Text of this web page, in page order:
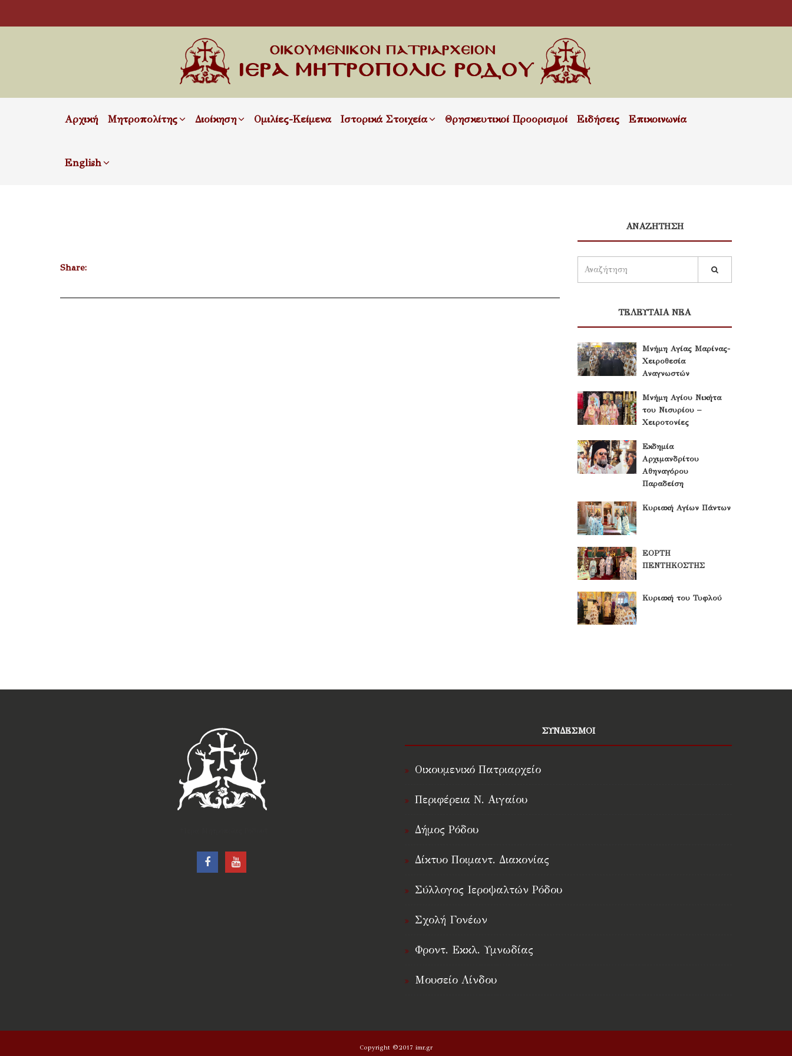
Αρχική Μητροπολίτης Διοίκηση Ομιλίες-Κείμενα Ιστορικά Στοιχεία Θρησκευτικοί Προορισμοί Ειδήσεις Επικοινωνία
English
Share:
ΑΝΑΖΗΤΗΣΗ
ΤΕΛΕΥΤΑΙΑ ΝΕΑ
Μνήμη Αγίας Μαρίνας-
Χειροθεσία
Αναγνωστών
Μνήμη Αγίου Νικήτα
του Νισυρίου –
Χειροτονίες
Εκδημία
Αρχιμανδρίτου
Αθηναγόρου
Παραδείση
Κυριακή Αγίων Πάντων
ΕΟΡΤΗ
ΠΕΝΤΗΚΟΣΤΗΣ
Κυριακή του Τυφλού
ΣΥΝΔΕΣΜΟΙ
Οικουμενικό Πατριαρχείο
Περιφέρεια Ν. Αιγαίου
Δήμος Ρόδου
Δίκτυο Ποιμαντ. Διακονίας
Σύλλογος Ιεροψαλτών Ρόδου
Σχολή Γονέων
Φροντ. Εκκλ. Υμνωδίας
Μουσείο Λίνδου
Copyright ©2017 imr.gr